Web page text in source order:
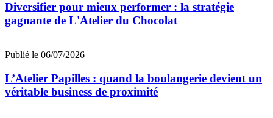
Diversifier pour mieux performer : la stratégie
gagnante de L'Atelier du Chocolat
Publié le 06/07/2026
L’Atelier Papilles : quand la boulangerie devient un
véritable business de proximité